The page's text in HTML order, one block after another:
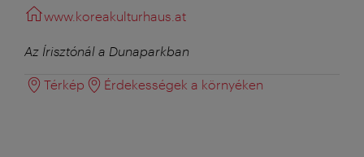
www.koreakulturhaus.at
Az Írisztónál a Dunaparkban
Térkép Érdekességek a környéken